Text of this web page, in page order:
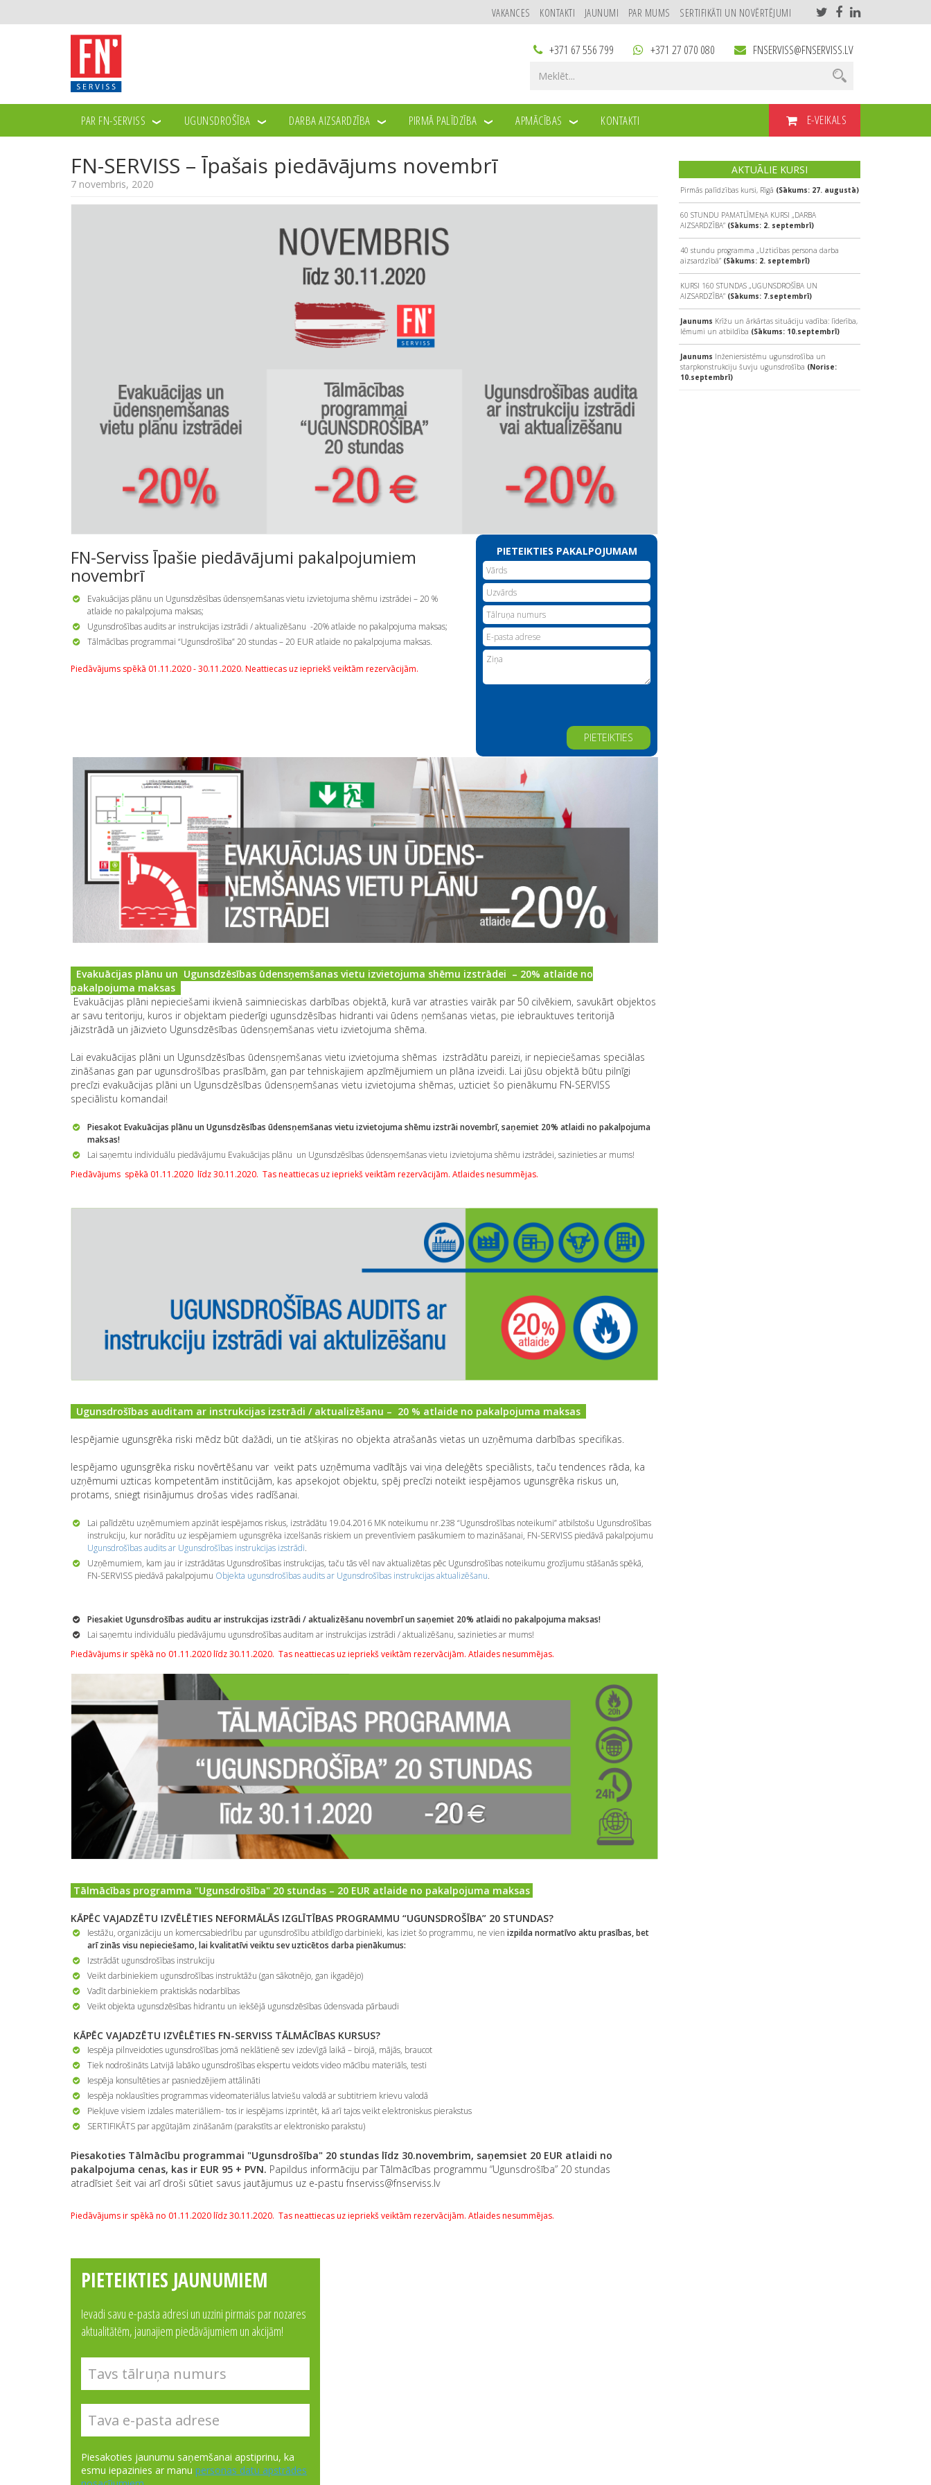
VAKANCES KONTAKTI JAUNUMI PAR MUMS SERTIFIKĀTI UN NOVĒRTĒJUMI
+371 67 556 799 +371 27 070 080 FNSERVISS@FNSERVISS.LV
PAR FN-SERVISS UGUNSDROŠĪBA DARBA AIZSARDZĪBA PIRMĀ PALĪDZĪBA APMĀCĪBAS KONTAKTI E-VEIKALS
>> JAUNUMI >> FN-SERVISS – ĪPAŠAIS PIEDĀVĀJUMS NOVEMBRĪ
FN-SERVISS – Īpašais piedāvājums novembrī
7 novembris, 2020
FN-Serviss Īpašie piedāvājumi pakalpojumiem
novembrī
Evakuācijas plānu un Ugunsdzēsības ūdensņemšanas vietu izvietojuma shēmu izstrādei – 20 %
atlaide no pakalpojuma maksas;
Ugunsdrošības audits ar instrukcijas izstrādi / aktualizēšanu -20% atlaide no pakalpojuma maksas;
Tālmācības programmai “Ugunsdrošība” 20 stundas – 20 EUR atlaide no pakalpojuma maksas.
Piedāvājums spēkā 01.11.2020 - 30.11.2020. Neattiecas uz iepriekš veiktām rezervācijām.
PIETEIKTIES PAKALPOJUMAM
Alternative:
Evakuācijas plānu un Ugunsdzēsības ūdensņemšanas vietu izvietojuma shēmu izstrādei – 20% atlaide no
pakalpojuma maksas
Evakuācijas plāni nepieciešami ikvienā saimnieciskas darbības objektā, kurā var atrasties vairāk par 50 cilvēkiem, savukārt objektos
ar savu teritoriju, kuros ir objektam piederīgi ugunsdzēsības hidranti vai ūdens ņemšanas vietas, pie iebrauktuves teritorijā
jāizstrādā un jāizvieto Ugunsdzēsības ūdensņemšanas vietu izvietojuma shēma.
Lai evakuācijas plāni un Ugunsdzēsības ūdensņemšanas vietu izvietojuma shēmas izstrādātu pareizi, ir nepieciešamas speciālas
zināšanas gan par ugunsdrošības prasībām, gan par tehniskajiem apzīmējumiem un plāna izveidi. Lai jūsu objektā būtu pilnīgi
precīzi evakuācijas plāni un Ugunsdzēsības ūdensņemšanas vietu izvietojuma shēmas, uzticiet šo pienākumu FN-SERVISS
speciālistu komandai!
Piesakot Evakuācijas plānu un Ugunsdzēsības ūdensņemšanas vietu izvietojuma shēmu izstrāi novembrī, saņemiet 20% atlaidi no pakalpojuma
maksas!
Lai saņemtu individuālu piedāvājumu Evakuācijas plānu un Ugunsdzēsības ūdensņemšanas vietu izvietojuma shēmu izstrādei, sazinieties ar mums!
Piedāvājums spēkā 01.11.2020 līdz 30.11.2020. Tas neattiecas uz iepriekš veiktām rezervācijām. Atlaides nesummējas.
Ugunsdrošības auditam ar instrukcijas izstrādi / aktualizēšanu – 20 % atlaide no pakalpojuma maksas
Iespējamie ugunsgrēka riski mēdz būt dažādi, un tie atšķiras no objekta atrašanās vietas un uzņēmuma darbības specifikas.
Iespējamo ugunsgrēka risku novērtēšanu var veikt pats uzņēmuma vadītājs vai viņa deleģēts speciālists, taču tendences rāda, ka
uzņēmumi uzticas kompetentām institūcijām, kas apsekojot objektu, spēj precīzi noteikt iespējamos ugunsgrēka riskus un,
protams, sniegt risinājumus drošas vides radīšanai.
Lai palīdzētu uzņēmumiem apzināt iespējamos riskus, izstrādātu 19.04.2016 MK noteikumu nr.238 “Ugunsdrošības noteikumi” atbilstošu Ugunsdrošības
instrukciju, kur norādītu uz iespējamiem ugunsgrēka izcelšanās riskiem un preventīviem pasākumiem to mazināšanai, FN-SERVISS piedāvā pakalpojumu
Ugunsdrošības audits ar Ugunsdrošības instrukcijas izstrādi.
Uzņēmumiem, kam jau ir izstrādātas Ugunsdrošības instrukcijas, taču tās vēl nav aktualizētas pēc Ugunsdrošības noteikumu grozījumu stāšanās spēkā,
FN-SERVISS piedāvā pakalpojumu Objekta ugunsdrošības audits ar Ugunsdrošības instrukcijas aktualizēšanu.
Piesakiet Ugunsdrošības auditu ar instrukcijas izstrādi / aktualizēšanu novembrī un saņemiet 20% atlaidi no pakalpojuma maksas!
Lai saņemtu individuālu piedāvājumu ugunsdrošības auditam ar instrukcijas izstrādi / aktualizēšanu, sazinieties ar mums!
Piedāvājums ir spēkā no 01.11.2020 līdz 30.11.2020. Tas neattiecas uz iepriekš veiktām rezervācijām. Atlaides nesummējas.
Tālmācības programma "Ugunsdrošība" 20 stundas – 20 EUR atlaide no pakalpojuma maksas
KĀPĒC VAJADZĒTU IZVĒLĒTIES NEFORMĀLĀS IZGLĪTĪBAS PROGRAMMU “UGUNSDROŠĪBA” 20 STUNDAS?
Iestāžu, organizāciju un komercsabiedrību par ugunsdrošību atbildīgo darbinieki, kas iziet šo programmu, ne vien izpilda normatīvo aktu prasības, bet
arī zinās visu nepieciešamo, lai kvalitatīvi veiktu sev uzticētos darba pienākumus:
Izstrādāt ugunsdrošības instrukciju
Veikt darbiniekiem ugunsdrošības instruktāžu (gan sākotnējo, gan ikgadējo)
Vadīt darbiniekiem praktiskās nodarbības
Veikt objekta ugunsdzēsības hidrantu un iekšējā ugunsdzēsības ūdensvada pārbaudi
KĀPĒC VAJADZĒTU IZVĒLĒTIES FN-SERVISS TĀLMĀCĪBAS KURSUS?
Iespēja pilnveidoties ugunsdrošības jomā neklātienē sev izdevīgā laikā – birojā, mājās, braucot
Tiek nodrošināts Latvijā labāko ugunsdrošības ekspertu veidots video mācību materiāls, testi
Iespēja konsultēties ar pasniedzējiem attālināti
Iespēja noklausīties programmas videomateriālus latviešu valodā ar subtitriem krievu valodā
Piekļuve visiem izdales materiāliem- tos ir iespējams izprintēt, kā arī tajos veikt elektroniskus pierakstus
SERTIFIKĀTS par apgūtajām zināšanām (parakstīts ar elektronisko parakstu)
Piesakoties Tālmācību programmai "Ugunsdrošība" 20 stundas līdz 30.novembrim, saņemsiet 20 EUR atlaidi no
pakalpojuma cenas, kas ir EUR 95 + PVN. Papildus informāciju par Tālmācības programmu “Ugunsdrošība” 20 stundas
atradīsiet šeit vai arī droši sūtiet savus jautājumus uz e-pastu fnserviss@fnserviss.lv
Piedāvājums ir spēkā no 01.11.2020 līdz 30.11.2020. Tas neattiecas uz iepriekš veiktām rezervācijām. Atlaides nesummējas.
AKTUĀLIE KURSI
Pirmās palīdzības kursi, Rīgā (Sākums: 27. augustā)
60 STUNDU PAMATLĪMEŅA KURSI „DARBA
AIZSARDZĪBA” (Sākums: 2. septembrī)
40 stundu programma „Uzticības persona darba
aizsardzībā” (Sākums: 2. septembrī)
KURSI 160 STUNDAS „UGUNSDROŠĪBA UN
AIZSARDZĪBA”(Sākums: 7.septembrī)
Jaunums Krīžu un ārkārtas situāciju vadība: līderība,
lēmumi un atbildība (Sākums: 10.septembrī)
Jaunums Inženiersistēmu ugunsdrošība un
starpkonstrukciju šuvju ugunsdrošība (Norise:
10.septembrī)
PIETEIKTIES JAUNUMIEM
Ievadi savu e-pasta adresi un uzzini pirmais par nozares
aktualitātēm, jaunajiem piedāvājumiem un akcijām!
Piesakoties jaunumu saņemšanai apstiprinu, ka
esmu iepazinies ar manu personas datu apstrādes